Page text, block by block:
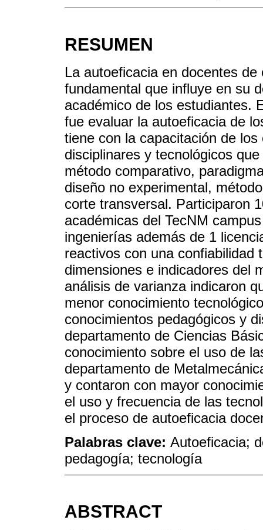
RESUMEN
La autoeficacia en docentes
fundamental que influye en su
académico de los estudiantes.
fue evaluar la autoeficacia de
tiene con la capacitación de
disciplinares y tecnológicos
método comparativo,
diseño no experimental,
corte transversal. Participaron
académicas del TecNM
ingenierías además de 1
reactivos con una confiabilidad
dimensiones e indicadores del
análisis de varianza indicaron
menor conocimiento
conocimientos pedagógicos y
departamento de Ciencias
conocimiento sobre el uso de
departamento de
y contaron con mayor
el uso y frecuencia de las
el proceso de autoeficacia
Palabras clave: Autoeficacia;
pedagogía; tecnología
ABSTRACT